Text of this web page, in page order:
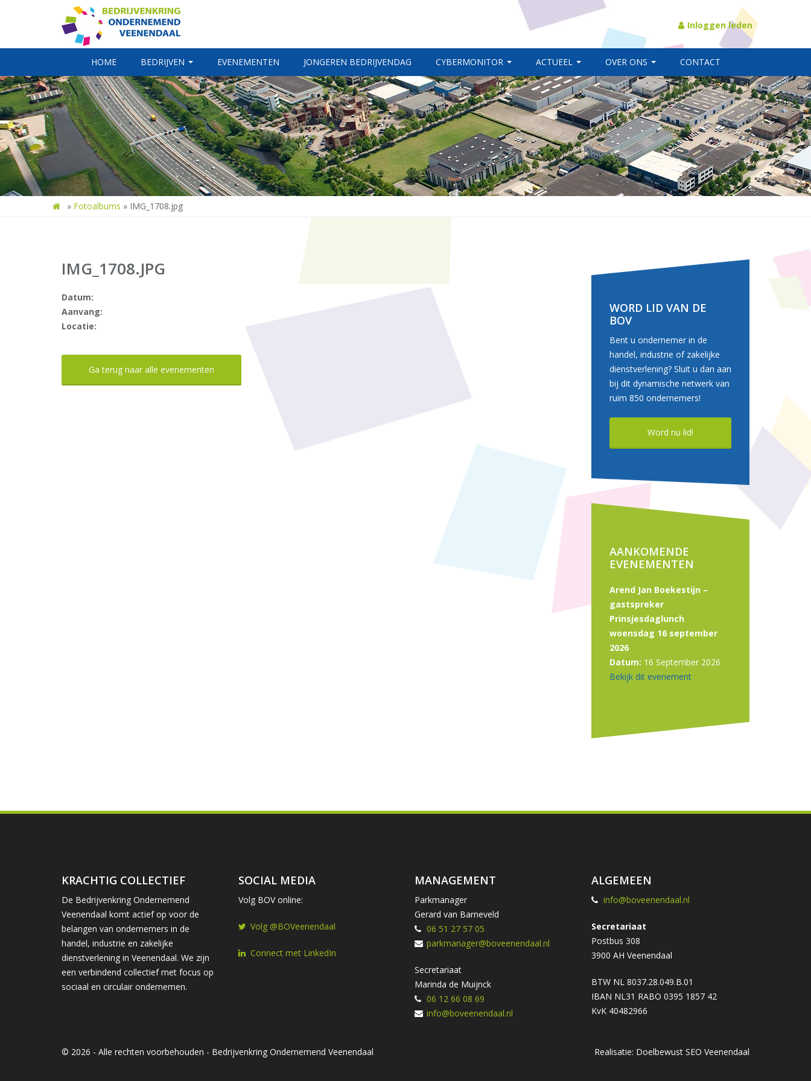
Inloggen leden
HOME BEDRIJVEN EVENEMENTEN JONGEREN BEDRIJVENDAG CYBERMONITOR ACTUEEL OVER ONS CONTACT
» Fotoalbums » IMG_1708.jpg
IMG_1708.JPG
Datum:
Aanvang:
Locatie:
Ga terug naar alle evenementen
WORD LID VAN DE
BOV
Bent u ondernemer in de
handel, industrie of zakelijke
dienstverlening? Sluit u dan aan
bij dit dynamische netwerk van
ruim 850 ondernemers!
Word nu lid!
AANKOMENDE
EVENEMENTEN
Arend Jan Boekestijn –
gastspreker
Prinsjesdaglunch
woensdag 16 september
2026
Datum: 16 September 2026
Bekijk dit evenement
KRACHTIG COLLECTIEF
De Bedrijvenkring Ondernemend
Veenendaal komt actief op voor de
belangen van ondernemers in de
handel, industrie en zakelijke
dienstverlening in Veenendaal. We zijn
een verbindend collectief met focus op
sociaal en circulair ondernemen.
SOCIAL MEDIA
Volg BOV online:
Volg @BOVeenendaal
Connect met LinkedIn
MANAGEMENT
Parkmanager
Gerard van Barneveld
06 51 27 57 05
parkmanager@boveenendaal.nl
Secretariaat
Marinda de Muijnck
06 12 66 08 69
info@boveenendaal.nl
ALGEMEEN
info@boveenendaal.nl
Secretariaat
Postbus 308
3900 AH Veenendaal
BTW NL 8037.28.049.B.01
IBAN NL31 RABO 0395 1857 42
KvK 40482966
© 2026 - Alle rechten voorbehouden - Bedrijvenkring Ondernemend Veenendaal Realisatie: Doelbewust SEO Veenendaal